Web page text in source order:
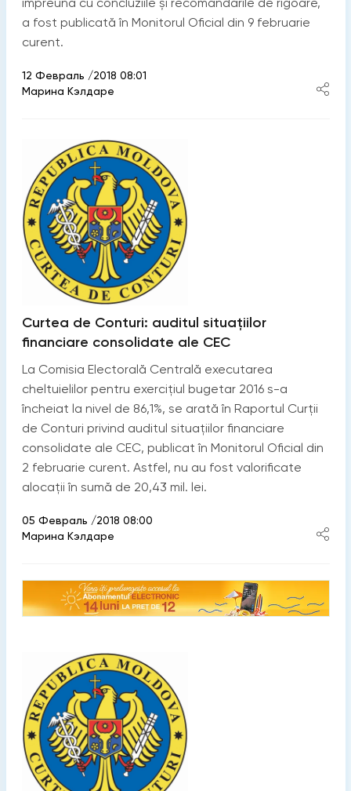
a fost publicată în Monitorul Oficial din 9 februarie
curent.
12 Февраль /2018 08:01
Марина Кэлдаре
Curtea de Conturi: auditul situațiilor
financiare consolidate ale CEC
La Comisia Electorală Centrală executarea
cheltuielilor pentru exercițiul bugetar 2016 s-a
încheiat la nivel de 86,1%, se arată în Raportul Curții
de Conturi privind auditul situațiilor financiare
consolidate ale CEC, publicat în Monitorul Oficial din
2 februarie curent. Astfel, nu au fost valorificate
alocații în sumă de 20,43 mil. lei.
05 Февраль /2018 08:00
Марина Кэлдаре